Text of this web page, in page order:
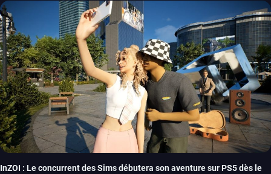
InZOI : Le concurrent des Sims débutera son aventure sur PS5 dès le